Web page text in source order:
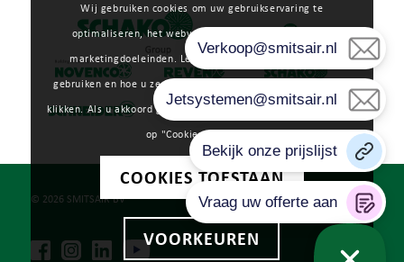
© 2026 SMITSAIR BV
Wij gebruiken cookies om uw gebruikservaring te
optimaliseren, het webverkeer te analyseren en voor
marketingdoeleinden. Lees meer over hoe wij cookies
gebruiken en hoe u ze kunt beheren door op "Voorkeuren" te
klikken. Als u akkoord gaat met ons gebruik van cookies, klikt u
op "Cookies toestaan".
COOKIES TOESTAAN
VOORKEUREN